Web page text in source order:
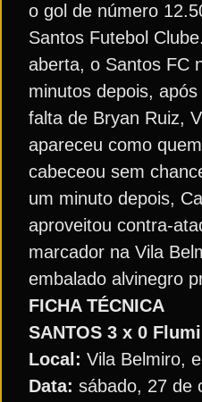
o gol de número
Santos Futebol
aberta, o Santos FC
minutos depois,
falta de Bryan Ruiz,
apareceu como
cabeceou sem
um minuto depois,
aproveitou contra-
marcador na Vila
embalado alvinegro
FICHA TÉCNICA
SANTOS 3 x 0
Local: Vila Belmiro,
Data: sábado, 27 de